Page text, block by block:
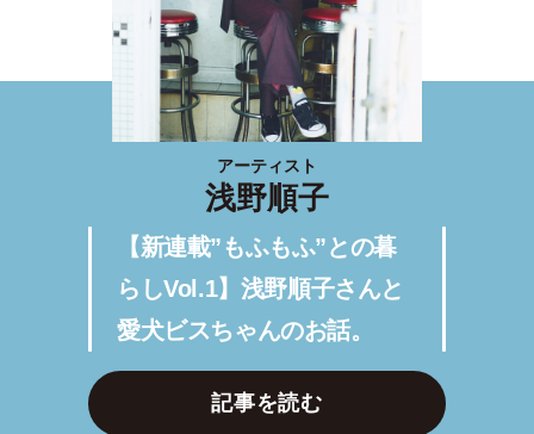
アーティスト
浅野順子
【新連載”もふもふ”との暮
らしVol.1】浅野順子さんと
愛犬ビスちゃんのお話。
記事を読む